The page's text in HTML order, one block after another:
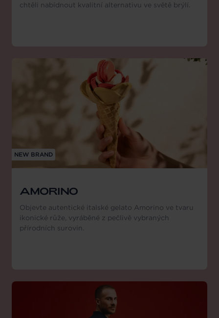
chtěli nabídnout kvalitní alternativu ve světě brýlí.
NEW BRAND
AMORINO
Objevte autentické italské gelato Amorino ve tvaru
ikonické růže, vyráběné z pečlivě vybraných
přírodních surovin.